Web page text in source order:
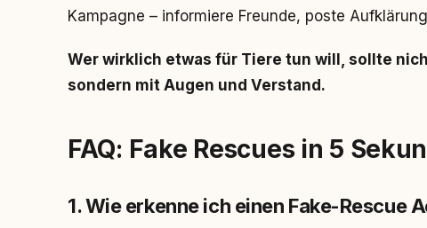
Kampagne – informiere Freunde, poste
Wer wirklich etwas für Tiere tun will, sollte
sondern mit Augen und Verstand.
FAQ: Fake Rescues in 5
1. Wie erkenne ich einen Fake-Rescue